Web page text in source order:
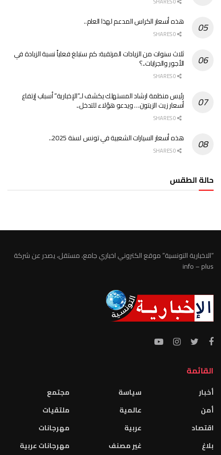
هذه أسعار الكراس المدعم لهذا العام..
ثلاث سنوات من الزيادات المرتقبة: كم ستبلغ فعلياً نسبة الزيادة في
الأجور والجرايات..؟
رئيس منظمة ارشاد المستهلك يكشف لـ”الإخبارية” أسباب إرتفاع
أسعار زيت الزيتون… ويدعو هؤلاء للتدخل..
هذه أسعار السيارات الشعبية في تونس لسنة 2025..
حالة الطقس
“الاخبارية التونسية” موقع الكتروني اخباري جامع، مستقل، يصدر عن شركة
info – plus
القائمة
أخبار
أمن
اقتصاد
بلاغ
سياسة
عالمية
عربية
غير مصنف
مجتمع
ملتقيات
مهرجانات
مهرجانات عربية